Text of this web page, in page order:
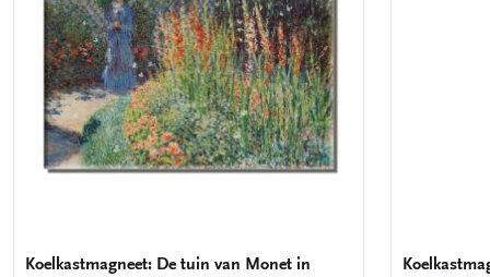
Koelkastmagneet: De tuin van Monet in